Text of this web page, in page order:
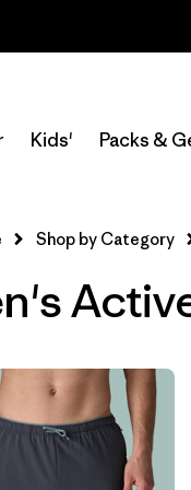
Kids' Packs &
Shop by Category